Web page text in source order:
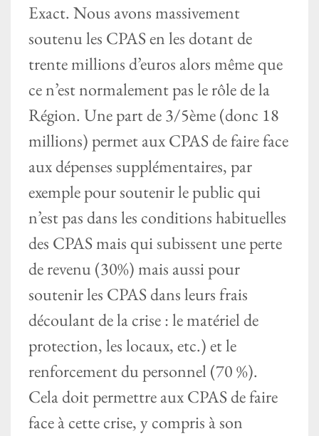
Exact. Nous avons massivement
soutenu les CPAS en les dotant de
trente millions d’euros alors même que
ce n’est normalement pas le rôle de la
Région. Une part de 3/5ème (donc 18
millions) permet aux CPAS de faire face
aux dépenses supplémentaires, par
exemple pour soutenir le public qui
n’est pas dans les conditions habituelles
des CPAS mais qui subissent une perte
de revenu (30%) mais aussi pour
soutenir les CPAS dans leurs frais
découlant de la crise : le matériel de
protection, les locaux, etc.) et le
renforcement du personnel (70 %).
Cela doit permettre aux CPAS de faire
face à cette crise, y compris à son